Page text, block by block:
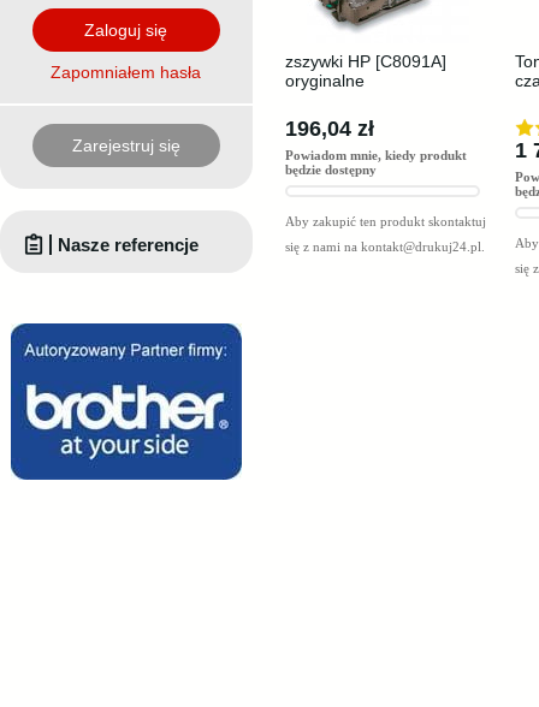
zszywki HP [C8091A]
oryginalne
196,04 zł
Powiadom mnie, kiedy produkt
będzie dostępny
Aby zakupić ten produkt skontaktuj
się z nami na kontakt@drukuj24.pl
1
się
Zaloguj się
Zapomniałem hasła
Zarejestruj się
Nasze referencje